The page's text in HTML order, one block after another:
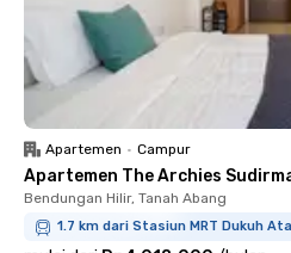
Apartemen • Campur
Apartemen The Archies
Bendungan Hilir, Tanah Abang
1.7 km dari Stasiun MRT Dukuh